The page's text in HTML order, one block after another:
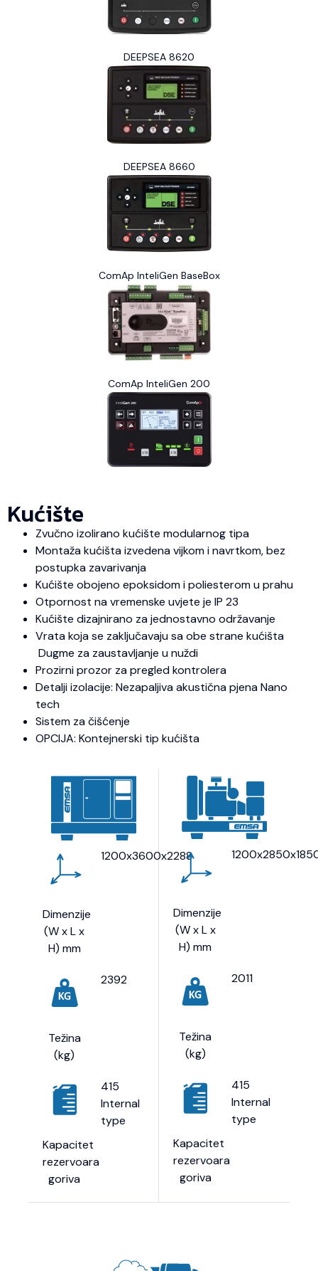
DEEPSEA 8620
DEEPSEA 8660
ComAp InteliGen BaseBox
ComAp InteliGen 200
Kućište
Zvučno izolirano kućište modularnog tipa
Montaža kućišta izvedena vijkom i navrtkom, bez
postupka zavarivanja
Kućište obojeno epoksidom i poliesterom u prahu
Otpornost na vremenske uvjete je IP 23
Kućište dizajnirano za jednostavno održavanje
Vrata koja se zaključavaju sa obe strane kućišta
Dugme za zaustavljanje u nuždi
Prozirni prozor za pregled kontrolera
Detalji izolacije: Nezapaljiva akustična pjena Nano
tech
Sistem za čišćenje
OPCIJA: Kontejnerski tip kućišta
Dimenzije
(W x L x
H) mm
1200x3600x2288
Težina
(kg)
2392
Kapacitet
rezervoara
goriva
415
Internal
type
Dimenzije
(W x L x
H) mm
Težina
(kg)
2011
Kapacitet
rezervoara
goriva
415
Internal
type